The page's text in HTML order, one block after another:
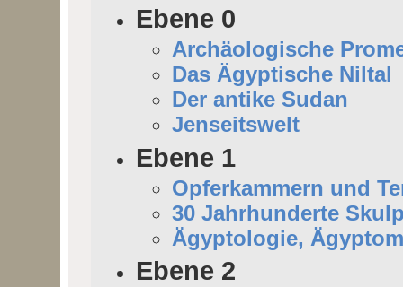
Ebene 0
Archäologische
Das Ägyptische Niltal
Der antike Sudan
Jenseitswelt
Ebene 1
Opferkammern und
30 Jahrhunderte
Ägyptologie,
Ebene 2